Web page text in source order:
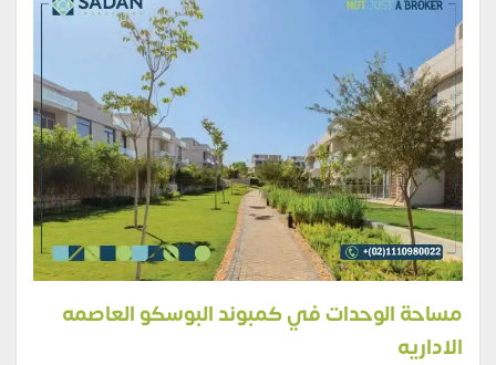
مساحة الوحدات في كمبوند البوسكو العاصمه
الاداريه